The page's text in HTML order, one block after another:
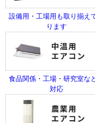
設備用・工場用も取り揃え
ります
食品関係・工場・研究室な
対応